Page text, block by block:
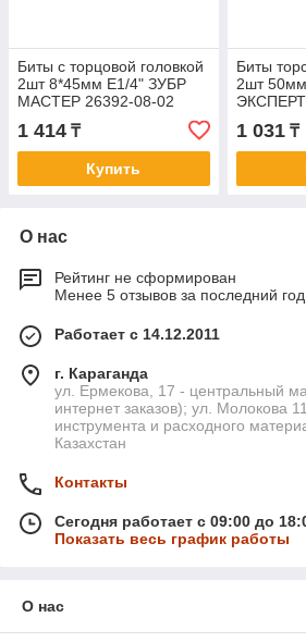
Биты с торцовой головкой
2шт 8*45мм E1/4" ЗУБР
МАСТЕР 26392-08-02
1 414 ₸
Купить
Биты
2шт
ЭКСПЕРТ
1 031₸
О нас
Рейтинг не сформирован
Менее 5 отзывов за последний год
Работает с 14.12.2011
г. Караганда
ул. Ермекова, 17 - центральный
интернет заказов); ул. Молокова
инструмента и расходного
Казахстан
Контакты
Сегодня работает с 09:00 до
Показать весь график работы
О нас